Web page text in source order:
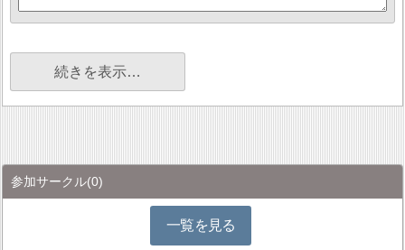
続きを表示…
参加サークル(0)
一覧を見る